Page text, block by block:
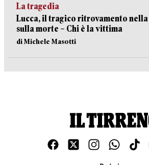
La tragedia
Lucca, il tragico ritrovamento
sulla morte – Chi è la vittima
di Michele Masotti